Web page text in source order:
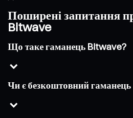
Поширені запитання
Bitwave
Що таке гаманець Bitwave?
Чи є безкоштовний